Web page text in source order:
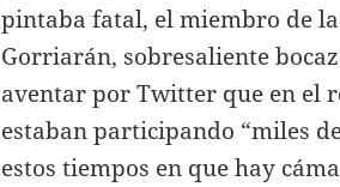
pintaba fatal, el miembro de
Gorriarán, sobresaliente
aventar por Twitter que en el
estaban participando “miles
estos tiempos en que hay